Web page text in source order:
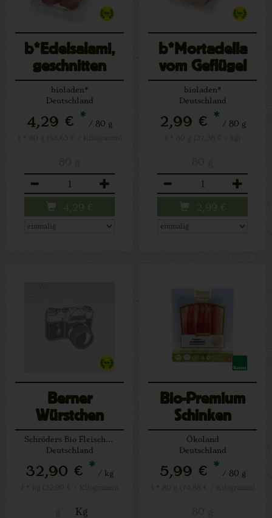
b*Edelsalami,
geschnitten
bioladen*
Deutschland
4,29 € * / 80 g
4,29 €
b*Mortadella
vom Geflügel
bioladen*
Deutschland
2,99 € * / 80 g
2,99 €
Berner
Würstchen
Schröders Bio Fleischerei
Deutschland
32,90 € * / kg
Kg
Bio-Premium
Schinken
luftgetr.
Ökoland
Deutschland
5,99 € * / 80 g